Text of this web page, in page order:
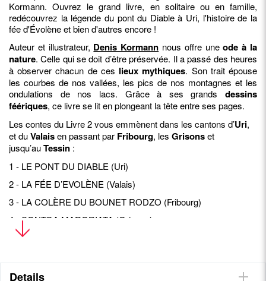
Kormann. Ouvrez le grand livre, en solitaire ou en famille,
redécouvrez la légende du pont du Diable à Uri, l'histoire de la
fée d'Évolène et bien d'autres encore !
Auteur et illustrateur, Denis Kormann nous offre uneode à la
nature. Celle qui se doit d’être préservée. Il a passé des heures
à observer chacun de ces lieux mythiques. Son trait épouse
les courbes de nos vallées, les pics de nos montagnes et les
ondulations de nos lacs. Grâce à ses grands dessins
féériques, ce livre se lit en plongeant la tête entre ses pages.
Les contes du Livre 2 vous emmènent dans les cantons d’Uri,
et duValaisen passant par Fribourg, les Grisonset
jusqu’auTessin :
1 - LE PONT DU DIABLE (Uri)
2 - LA FÉE D’EVOLÈNE (Valais)
3 - LA COLÈRE DU BOUNET RODZO (Fribourg)
4 - SONTGA MARGRIATA (Grisons)
5 - FORTUNINO, LE FILS DU PÊCHEUR (Tessin)
Details